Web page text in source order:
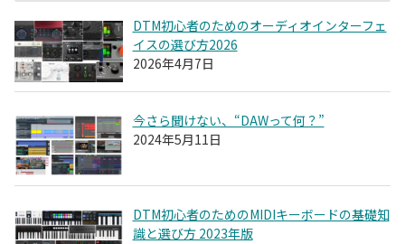
DTM初心者のためのオーディオインターフェ
イスの選び方2026
2026年4月7日
今さら聞けない、“DAWって何？”
2024年5月11日
DTM初心者のためのMIDIキーボードの基礎知
識と選び方 2023年版